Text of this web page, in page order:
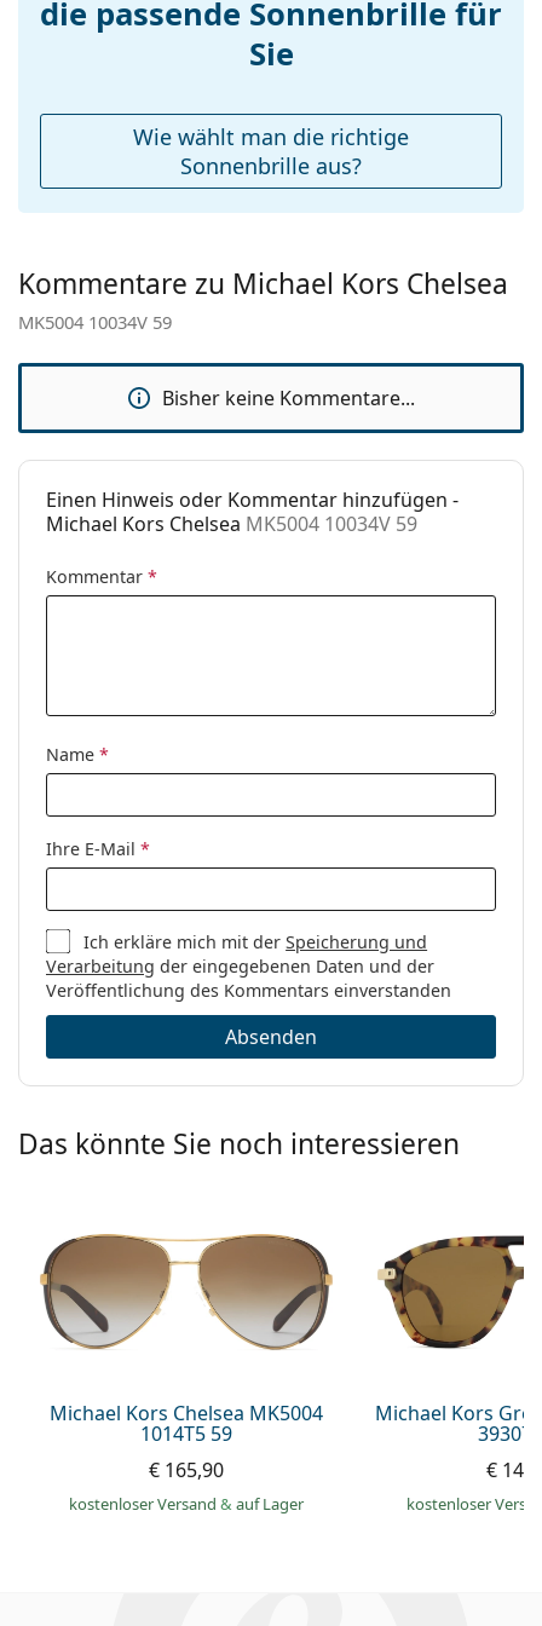
Die Farbe des Etuis und sein Design können
mit einem Stoffbeutel anstelle eines Tuchs geliefert
Entdecken Sie das gesamte Sortiment der
Weiteres
Damen
Verwendung:
Mode
Code:
Mit Stärke
verfügbar :
Nein
die passende Sonnenbrille für
Sie
Wie wählt man die richtige
Sonnenbrille aus?
Kommentare zu Michael Kors Chelsea
MK5004 10034V 59
Bisher keine Kommentare...
Einen Hinweis oder Kommentar hinzufügen -
Michael Kors Chelsea MK5004 10034V 59
Kommentar *
Name *
Ihre E-Mail *
Ich erkläre mich mit derSpeicherung und
Verarbeitung der eingegebenen Daten und der
Veröffentlichung des Kommentars einverstanden
Absenden
Das könnte Sie noch interessieren
Michael Kors Chelsea MK5004
1014T5 59
€ 165,90
kostenloser Versand& auf Lager
Michael Kors
€
kostenloser